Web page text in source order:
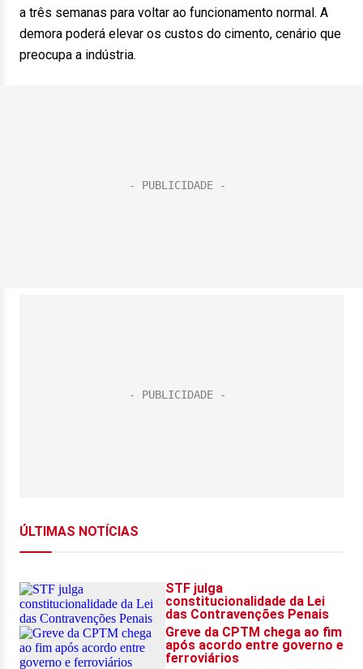
a três semanas para voltar ao funcionamento normal. A
demora poderá elevar os custos do cimento, cenário que
preocupa a indústria.